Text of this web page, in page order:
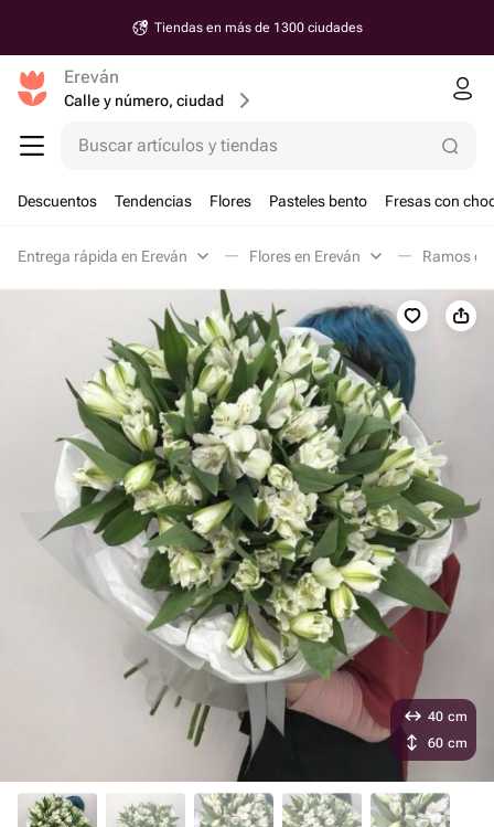
Tiendas en más de 1300 ciudades
Ereván
Calle y número, ciudad
Buscar artículos y tiendas
Descuentos Tendencias Flores Pasteles bento Fresas con
Entrega rápida en Ereván Flores en Ereván Ramos
40 cm
60 cm